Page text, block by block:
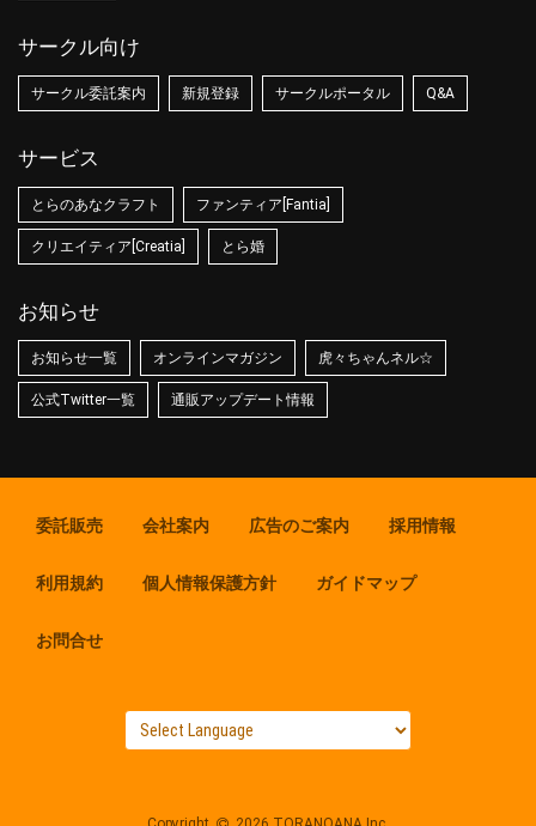
サークル向け
サークル委託案内 新規登録 サークルポータル Q&A
サービス
とらのあなクラフト ファンティア[Fantia]
クリエイティア[Creatia] とら婚
お知らせ
お知らせ一覧 オンラインマガジン 虎々ちゃんネル☆
公式Twitter一覧 通販アップデート情報
委託販売 会社案内 広告のご案内 採用情報
利用規約 個人情報保護方針 ガイドマップ
お問合せ